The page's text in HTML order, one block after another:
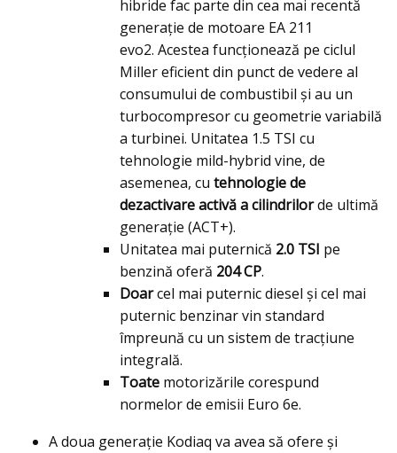
hibride fac parte din cea mai recentă
generație de motoare EA 211
evo2. Acestea funcționează pe ciclul
Miller eficient din punct de vedere al
consumului de combustibil și au un
turbocompresor cu geometrie variabilă
a turbinei. Unitatea 1.5 TSI cu
tehnologie mild-hybrid vine, de
asemenea, cu tehnologie de
dezactivare activă a cilindrilorde ultimă
generație (ACT+).
Unitatea mai puternică 2.0 TSI pe
benzină oferă 204 CP.
Doarcel mai puternic diesel şi cel mai
puternic benzinar vin standard
împreună cu un sistem de tracţiune
integrală.
Toate motorizările corespund
normelor de emisii Euro 6e.
A doua generație Kodiaq va avea să ofere şi